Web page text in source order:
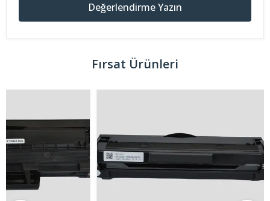
Değerlendirme Yazın
Fırsat Ürünleri